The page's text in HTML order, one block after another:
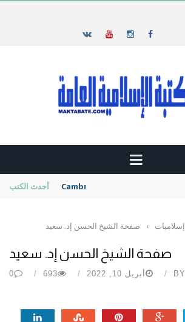
أحدث الكتب Cambridge History of Turkey
إسلاميات › صفحة الشيخ الحسن إد. سعيد
صفحة الشيخ الحسن إد. سعيد
BY أبريل 10, 2022 693
0